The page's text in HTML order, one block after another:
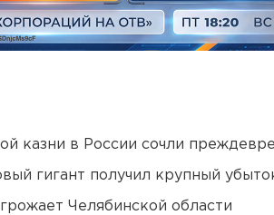
казни в России сочли
гигант получил крупный
Челябинской области